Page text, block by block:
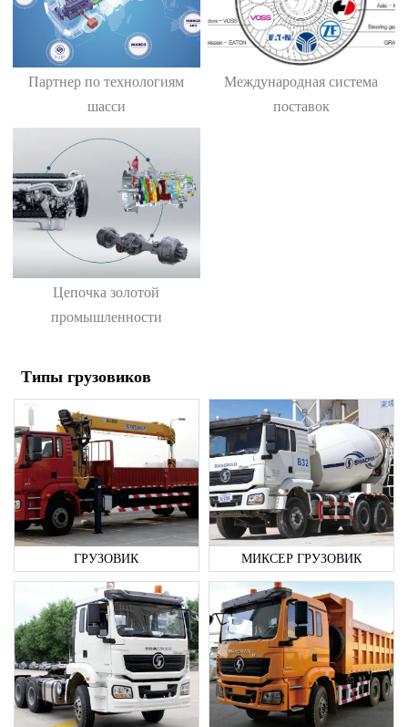
Партнер по технологиям
шасси
Международная система
поставок
Цепочка золотой
промышленности
Типы грузовиков
ГРУЗОВИК МИКСЕР ГРУЗОВИК